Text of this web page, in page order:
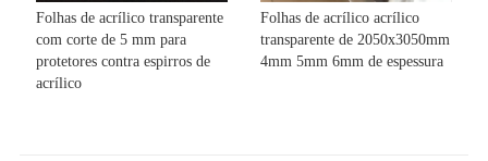
Folhas de acrílico transparente
com corte de 5 mm para
protetores contra espirros de
acrílico
Folhas de acrílico acrílico
transparente de 2050x3050mm
4mm 5mm 6mm de espessura